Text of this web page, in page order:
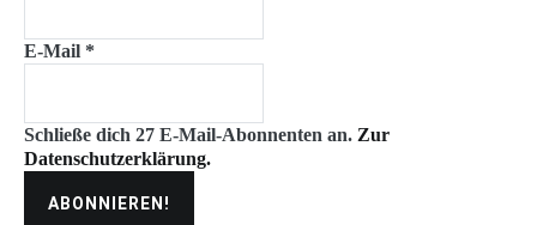
E-Mail *
Schließe dich 27 E-Mail-Abonnenten an. Zur
Datenschutzerklärung.